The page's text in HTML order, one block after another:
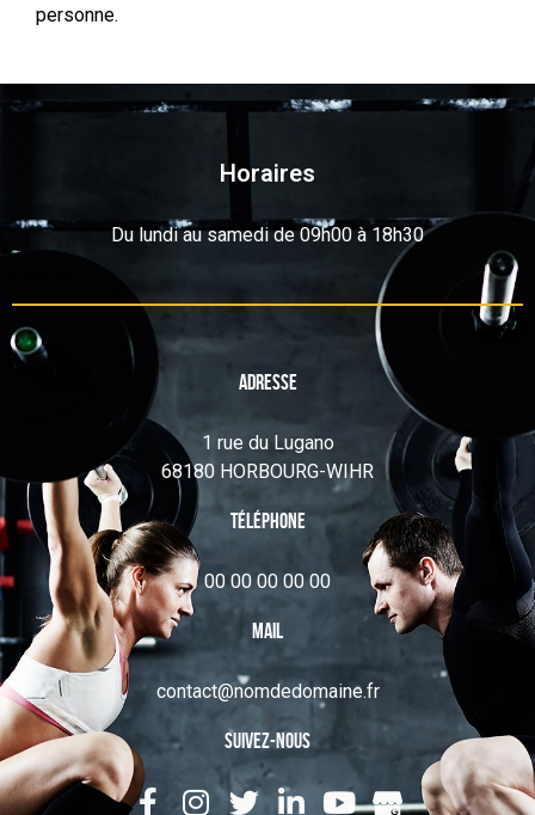
personne.
Horaires
Du lundi au samedi de 09h00 à 18h30
Adresse
1 rue du Lugano
68180 HORBOURG-WIHR
Téléphone
00 00 00 00 00
Mail
contact@nomdedomaine.fr
Suivez-nous